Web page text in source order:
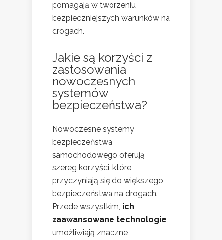
pomagają w tworzeniu
bezpieczniejszych warunków na
drogach.
Jakie są korzyści z
zastosowania
nowoczesnych
systemów
bezpieczeństwa?
Nowoczesne systemy
bezpieczeństwa
samochodowego oferują
szereg korzyści, które
przyczyniają się do większego
bezpieczeństwa na drogach.
Przede wszystkim, ich
zaawansowane technologie
umożliwiają znaczne